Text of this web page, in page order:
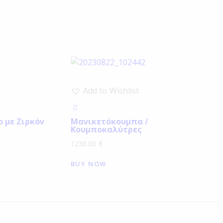
Ζιρκόν
Add to Wishlist
Μανικετόκουμπα /
Κουμποκαλύτρες
1230.00 €
BUY NOW